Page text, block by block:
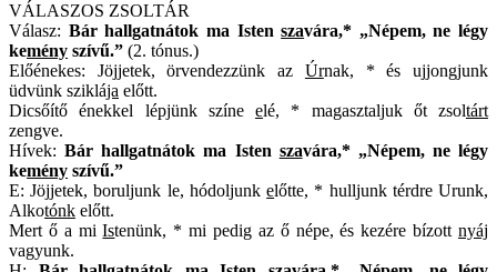
VÁLASZOS ZSOLTÁR
Válasz: Bár hallgatnátok ma Istenszavára,* „Népem, ne légy
kemény szívű.” (2. tónus.)
Előénekes: Jöjjetek, örvendezzünk az Úrnak, * és ujjongjunk
üdvünk sziklája előtt.
Dicsőítő énekkel lépjünk színe elé, * magasztaljuk őt zsoltárt
zengve.
Hívek:Bár hallgatnátok ma Isten szavára,* „Népem, ne légy
kemény szívű.”
E: Jöjjetek, boruljunk le, hódoljunkelőtte, * hulljunk térdre Urunk,
Alkotónk előtt.
Mert ő a miIstenünk, * mi pedig az ő népe, és kezére bízottnyáj
vagyunk.